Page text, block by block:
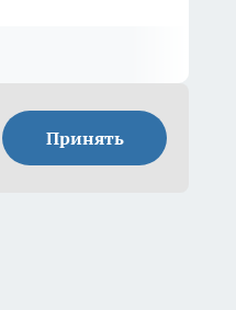
Принять